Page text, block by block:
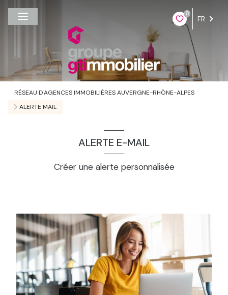
0
FR
RÉSEAU D'AGENCES IMMOBILIÈRES AUVERGNE-RHÔNE-ALPES
ALERTE MAIL
ALERTE E-MAIL
Créer une alerte personnalisée